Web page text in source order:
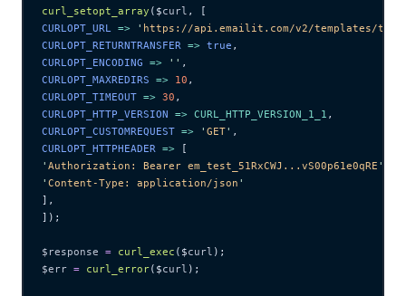
curl_setopt_array ($curl ,
[
CURLOPT_URL => ' https://api.emailit.com/v2/templates/
CURLOPT_RETURNTRANSFER => true ,
CURLOPT_ENCODING => '' ,
CURLOPT_MAXREDIRS => 10 ,
CURLOPT_TIMEOUT => 30 ,
CURLOPT_HTTP_VERSION => CURL_HTTP_VERSION_1_1 ,
CURLOPT_CUSTOMREQUEST => ' GET' ,
CURLOPT_HTTPHEADER => [
' Authorization: Bearer em_test_51RxCWJ...vS00p61e0qRE '
' Content-Type: application/json '
],
]);
$response = curl_exec ($curl );
$err = curl_error($curl );